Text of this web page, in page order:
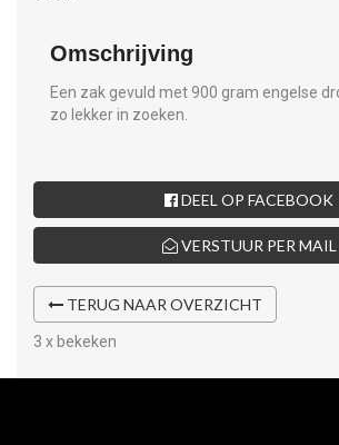
Omschrijving
Een zak gevuld met 900 gram engelse
zo lekker in zoeken.
DEEL OP FACEBOOK
VERSTUUR PER MAIL
TERUG NAAR OVERZICHT
3 x bekeken